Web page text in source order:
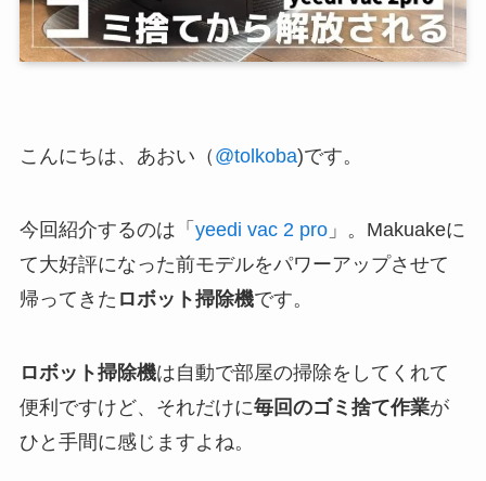
こんにちは、あおい（ @tolkoba)です。
今回紹介するのは「 yeedi vac 2 pro」。Makuakeに
て大好評になった前モデルをパワーアップさせて
帰ってきた ロボット掃除機です。
ロボット掃除機は自動で部屋の掃除をしてくれて
便利ですけど、それだけに毎回のゴミ捨て作業が
ひと手間に感じますよね。